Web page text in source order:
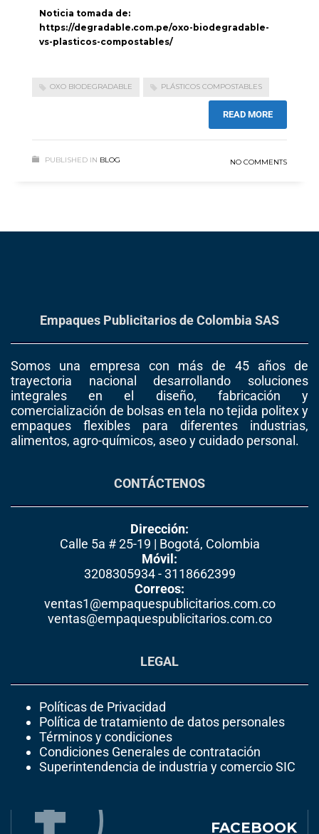
Noticia tomada de:
https://degradable.com.pe/oxo-biodegradable-
vs-plasticos-compostables/
OXO BIODEGRADABLE PLÁSTICOS COMPOSTABLES
READ MORE
PUBLISHED IN BLOG NO COMMENTS
Empaques Publicitarios de Colombia SAS
Somos una empresa con más de 45 años de
trayectoria nacional desarrollando soluciones
integrales en el diseño, fabricación y
comercialización de bolsas en tela no tejida politex y
empaques flexibles para diferentes industrias,
alimentos, agro-químicos, aseo y cuidado personal.
CONTÁCTENOS
Dirección:
Calle 5a # 25-19 | Bogotá, Colombia
Móvil:
3208305934 - 3118662399
Correos:
ventas1@empaquespublicitarios.com.co
ventas@empaquespublicitarios.com.co
LEGAL
Políticas de Privacidad
Política de tratamiento de datos personales
Términos y condiciones
Condiciones Generales de contratación
Superintendencia de industria y comercio SIC
FACEBOOK